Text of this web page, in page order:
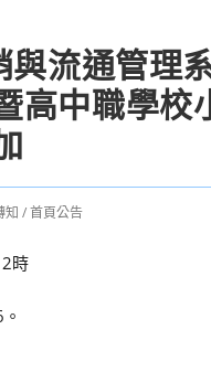
流通管理
高中職學校
知 /首頁公告
時